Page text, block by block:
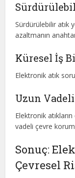
Sürdürülebilir atık
azaltmanın
Küresel İş
Elektronik atık
Uzun
Elektronik
vadeli çevre
Sonuç:
Çevresel